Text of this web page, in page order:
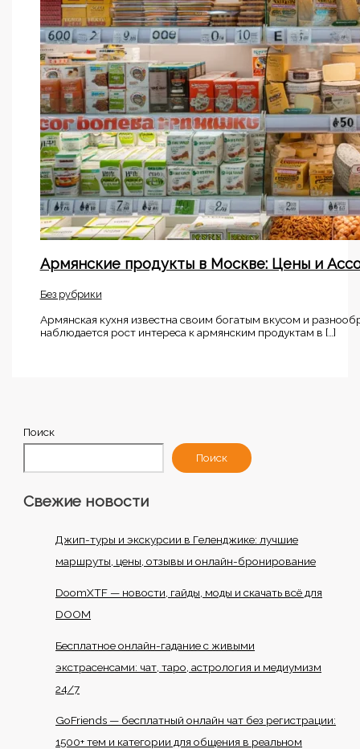
Армянские продукты в Москве: Цены и
Без рубрики
Армянская кухня известна своим богатым вкусом и
наблюдается рост интереса к армянским продуктам в […]
Поиск
Поиск
Свежие новости
Джип-туры и экскурсии в Геленджике: лучшие
маршруты, цены, отзывы и онлайн-бронирование
DoomXTF — новости, гайды, моды и скачать всё для
DOOM
Бесплатное онлайн-гадание с живыми
экстрасенсами: чат, таро, астрология и медиумизм
24/7
GoFriends — бесплатный онлайн чат без регистрации:
1500+ тем и категории для общения в реальном